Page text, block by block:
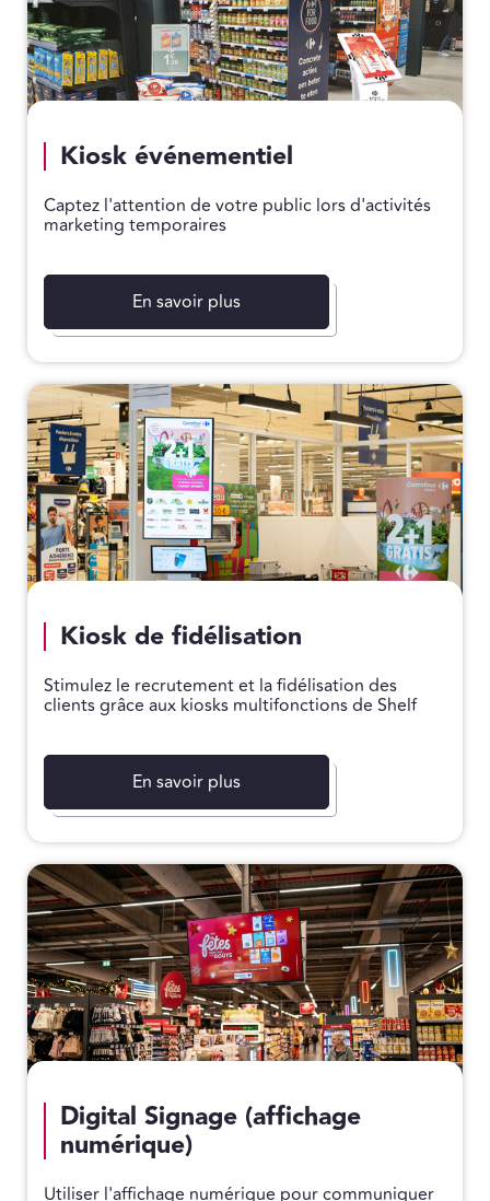
Kiosk événementiel
Captez l'attention de votre public lors d'activités
marketing temporaires
En savoir plus
Kiosk de fidélisation
Stimulez le recrutement et la fidélisation des
clients grâce aux kiosks multifonctions de Shelf
En savoir plus
Digital Signage (affichage
numérique)
Utiliser l'affichage numérique pour communiquer